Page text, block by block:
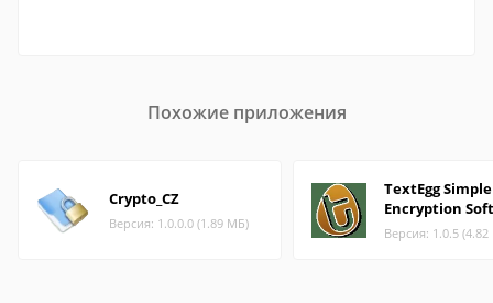
Похожие приложения
Crypto_CZ
Версия: 1.0.0.0 (1.89 МБ)
TextEgg Simple
Encryption
Версия: 1.0.5